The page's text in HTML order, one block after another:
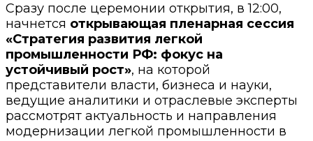
Сразу после церемонии открытия, в 12:00,
начнется открывающая пленарная сессия
«Стратегия развития легкой
промышленности РФ: фокус на
устойчивый рост», на которой
представители власти, бизнеса и науки,
ведущие аналитики и отраслевые эксперты
рассмотрят актуальность и направления
модернизации легкой промышленности в